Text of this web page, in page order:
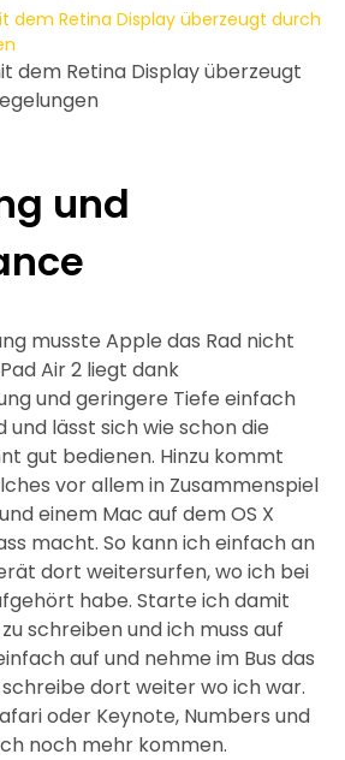
dem Retina Display überzeugt
und
musste Apple das Rad nicht
Air 2 liegt dank
und geringere Tiefe einfach
und lässt sich wie schon die
gut bedienen. Hinzu kommt
vor allem in Zusammenspiel
einem Mac auf dem OS X
macht. So kann ich einfach an
dort weitersurfen, wo ich bei
habe. Starte ich damit
schreiben und ich muss auf
auf und nehme im Bus das
schreibe dort weiter wo ich war.
oder Keynote, Numbers und
noch mehr kommen.